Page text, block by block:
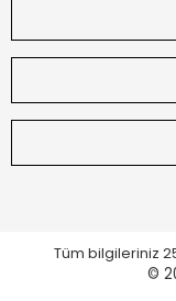
Tüm bilgileriniz
©